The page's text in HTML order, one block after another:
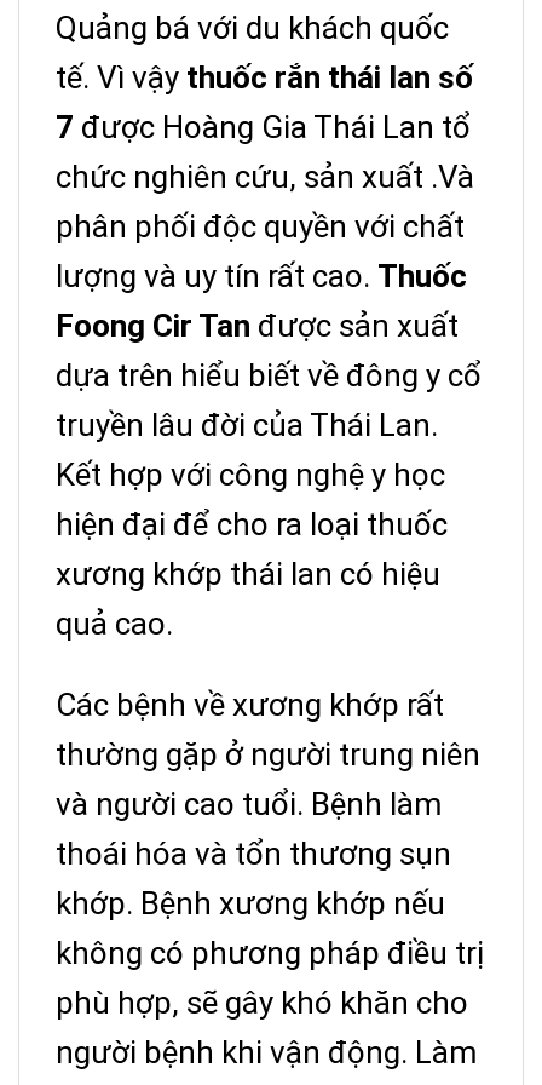
Quảng bá với du khách quốc
tế. Vì vậy thuốc rắn thái lan số
7 được Hoàng Gia Thái Lan tổ
chức nghiên cứu, sản xuất .Và
phân phối độc quyền với chất
lượng và uy tín rất cao. Thuốc
Foong Cir Tan được sản xuất
dựa trên hiểu biết về đông y cổ
truyền lâu đời của Thái Lan.
Kết hợp với công nghệ y học
hiện đại để cho ra loại thuốc
xương khớp thái lan có hiệu
quả cao.
Các bệnh về xương khớp rất
thường gặp ở người trung niên
và người cao tuổi. Bệnh làm
thoái hóa và tổn thương sụn
khớp. Bệnh xương khớp nếu
không có phương pháp điều trị
phù hợp, sẽ gây khó khăn cho
người bệnh khi vận động. Làm